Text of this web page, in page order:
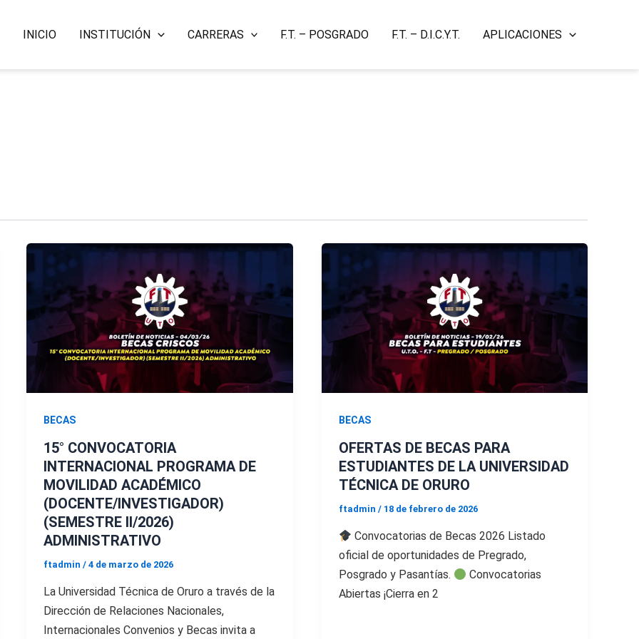
INICIO INSTITUCIÓN CARRERAS F.T. – POSGRADO F.T. – D.I.C.Y.T. APLICACIONES
BECAS
15° CONVOCATORIA
INTERNACIONAL PROGRAMA DE
MOVILIDAD ACADÉMICO
(DOCENTE/INVESTIGADOR)
(SEMESTRE II/2026)
ADMINISTRATIVO
ftadmin/4 de marzo de 2026
La Universidad Técnica de Oruro a través de la
Dirección de Relaciones Nacionales,
Internacionales Convenios y Becas invita a
BECAS
OFERTAS DE BECAS PARA
ESTUDIANTES DE LA UNIVERSIDAD
TÉCNICA DE ORURO
ftadmin / 18 de febrero de 2026
Convocatorias de Becas 2026 Listado
oficial de oportunidades de Pregrado,
Posgrado y Pasantías.
Convocatorias
Abiertas ¡Cierra en 2